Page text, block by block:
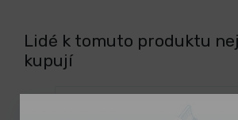
Lidé k tomuto produktu
kupují